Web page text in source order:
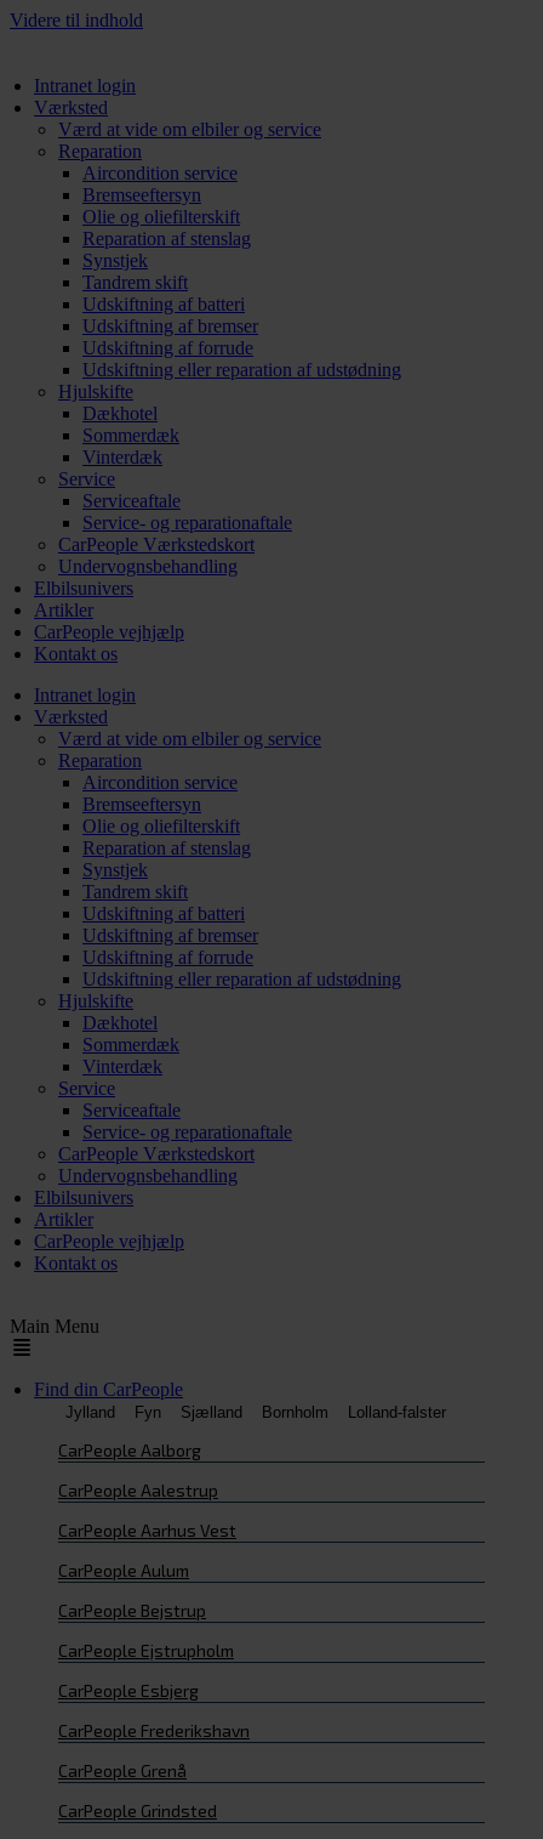
Videre til indhold
Intranet login
Værksted
Værd at vide om elbiler og service
Reparation
Aircondition service
Bremseeftersyn
Olie og oliefilterskift
Reparation af stenslag
Synstjek
Tandrem skift
Udskiftning af batteri
Udskiftning af bremser
Udskiftning af forrude
Udskiftning eller reparation af udstødning
Hjulskifte
Dækhotel
Sommerdæk
Vinterdæk
Service
Serviceaftale
Service- og reparationaftale
CarPeople Værkstedskort
Undervognsbehandling
Elbilsunivers
Artikler
CarPeople vejhjælp
Kontakt os
Intranet login
Værksted
Værd at vide om elbiler og service
Reparation
Aircondition service
Bremseeftersyn
Olie og oliefilterskift
Reparation af stenslag
Synstjek
Tandrem skift
Udskiftning af batteri
Udskiftning af bremser
Udskiftning af forrude
Udskiftning eller reparation af udstødning
Hjulskifte
Dækhotel
Sommerdæk
Vinterdæk
Service
Serviceaftale
Service- og reparationaftale
CarPeople Værkstedskort
Undervognsbehandling
Elbilsunivers
Artikler
CarPeople vejhjælp
Kontakt os
Main Menu
Find din CarPeople
Jylland Fyn Sjælland Bornholm Lolland-falster
CarPeople Aalborg
CarPeople Aalestrup
CarPeople Aarhus Vest
CarPeople Aulum
CarPeople Bejstrup
CarPeople Ejstrupholm
CarPeople Esbjerg
CarPeople Frederikshavn
CarPeople Grenå
CarPeople Grindsted